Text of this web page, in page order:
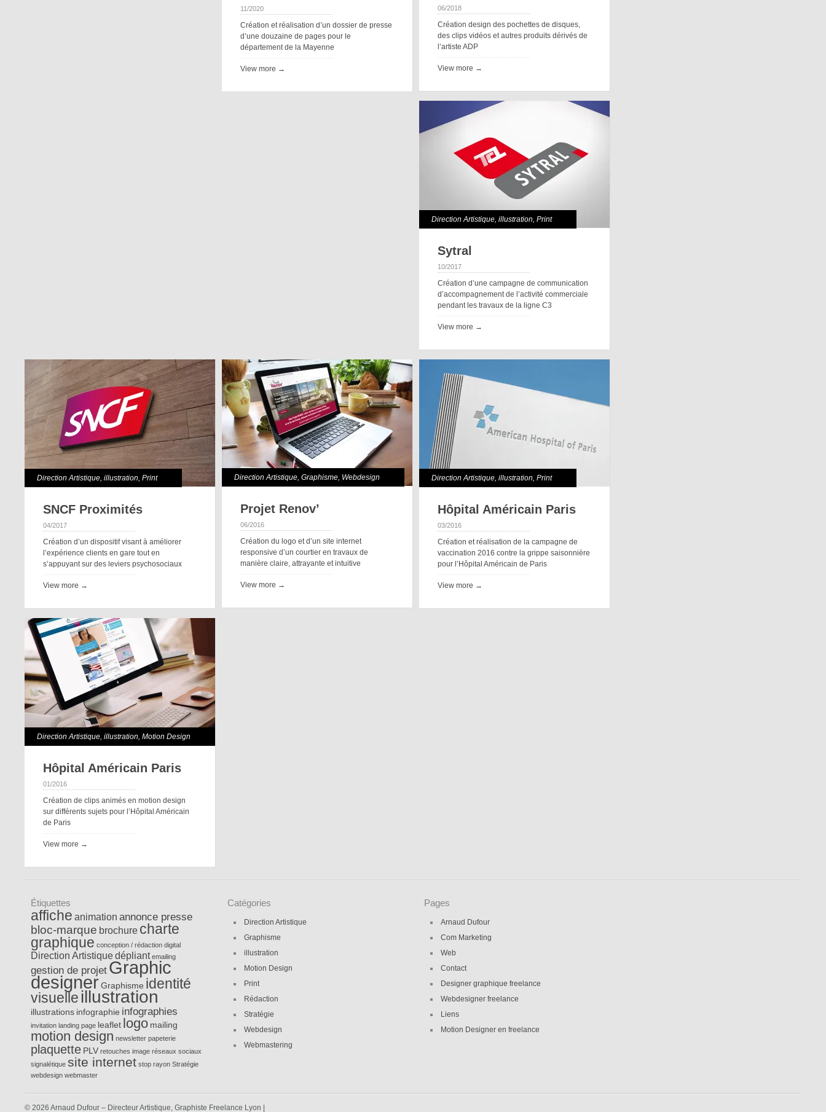
11/2020
Création et réalisation d’un dossier de presse
d’une douzaine de pages pour le
département de la Mayenne
View more →
06/2018
Création design des pochettes de disques,
des clips vidéos et autres produits dérivés de
l’artiste ADP
View more →
Direction Artistique,illustration,Print
Sytral
10/2017
Création d’une campagne de communication
d’accompagnement de l’activité commerciale
pendant les travaux de la ligne C3
View more →
Direction Artistique,illustration,Print
SNCF Proximités
04/2017
Création d’un dispositif visant à améliorer
l’expérience clients en gare tout en
s’appuyant sur des leviers psychosociaux
View more →
Direction Artistique,Graphisme, Webdesign
Projet Renov’
06/2016
Création du logo et d’un site internet
responsive d’un courtier en travaux de
manière claire, attrayante et intuitive
View more →
Direction Artistique,illustration,Print
Hôpital Américain Paris
03/2016
Création et réalisation de la campagne de
vaccination 2016 contre la grippe saisonnière
pour l’Hôpital Américain de Paris
View more →
Direction Artistique,illustration,Motion Design
Hôpital Américain Paris
01/2016
Création de clips animés en motion design
sur différents sujets pour l’Hôpital Américain
de Paris
View more →
Étiquettes
affiche animation annonce presse
bloc-marque brochure charte
graphique conception / rédaction digital
Direction Artistiquedépliant emailing
gestion de projet Graphic
designer Graphisme identité
visuelle illustration
illustrations infographie infographies
invitation landing page leaflet logo mailing
motion design newsletter papeterie
plaquette PLV retouches image réseaux sociaux
signalétique site internet stop rayon Stratégie
webdesign webmaster
Catégories
Direction Artistique
Graphisme
illustration
Motion Design
Print
Rédaction
Stratégie
Webdesign
Webmastering
Pages
Arnaud Dufour
Com Marketing
Web
Contact
Designer graphique freelance
Webdesigner freelance
Liens
Motion Designer en freelance
© 2026 Arnaud Dufour – Directeur Artistique, Graphiste Freelance Lyon |